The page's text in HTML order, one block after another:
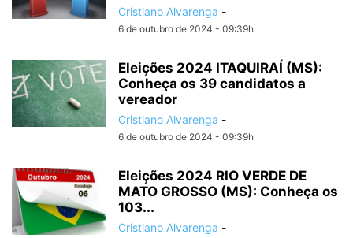
Cristiano Alvarenga -
6 de outubro de 2024 - 09:39h
Eleições 2024 ITAQUIRAÍ (MS):
Conheça os 39 candidatos a
vereador
Cristiano Alvarenga -
6 de outubro de 2024 - 09:39h
Eleições 2024 RIO VERDE DE
MATO GROSSO (MS): Conheça os
103...
Cristiano Alvarenga -